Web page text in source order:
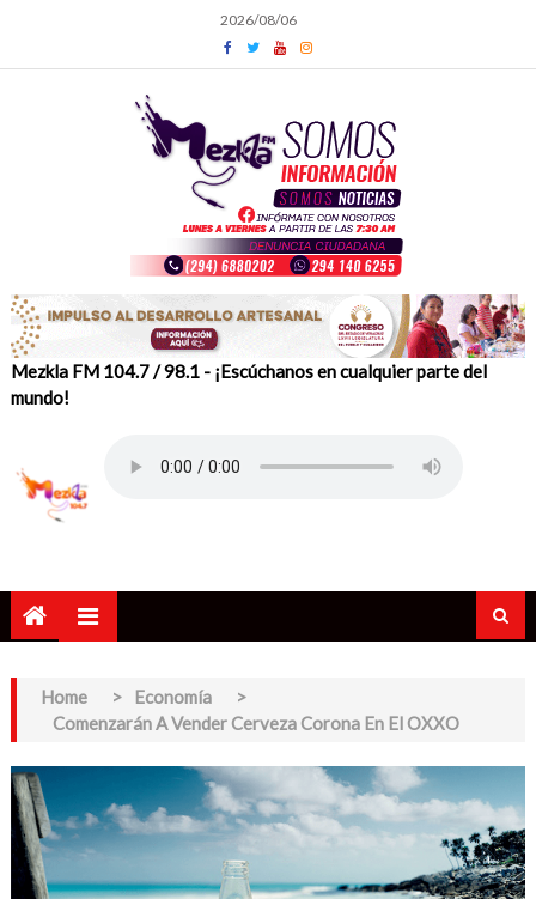
content
2026/08/06
Mezkla FM 104.7 / 98.1 - ¡Escúchanos en cualquier parte del
mundo!
Home > Economía
>
Comenzarán A Vender Cerveza Corona En El OXXO